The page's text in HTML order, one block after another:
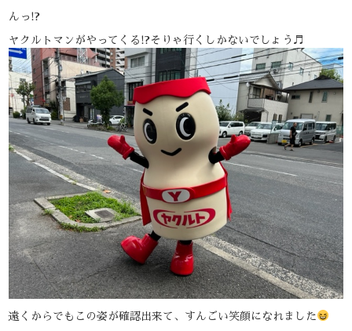
んっ!?
ヤクルトマンがやってくる!?そりゃ行くしかないでしょう♬
遠くからでもこの姿が確認出来て、すんごい笑顔になれました